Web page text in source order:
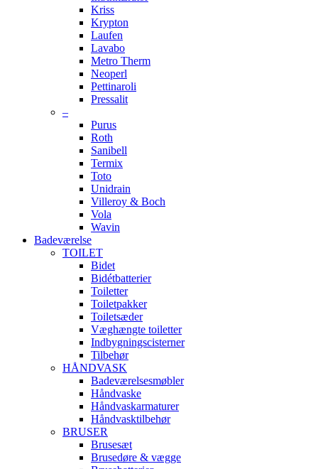
Kriss
Krypton
Laufen
Lavabo
Metro Therm
Neoperl
Pettinaroli
Pressalit
–
Purus
Roth
Sanibell
Termix
Toto
Unidrain
Villeroy & Boch
Vola
Wavin
Badeværelse
TOILET
Bidet
Bidétbatterier
Toiletter
Toiletpakker
Toiletsæder
Væghængte toiletter
Indbygningscisterner
Tilbehør
HÅNDVASK
Badeværelsesmøbler
Håndvaske
Håndvaskarmaturer
Håndvasktilbehør
BRUSER
Brusesæt
Brusedøre & vægge